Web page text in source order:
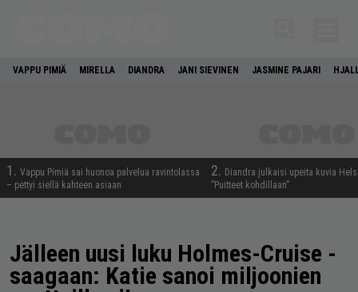
VAPPU PIMIÄ MIRELLA DIANDRA JANI SIEVINEN JASMINE PAJARI
1. Vappu Pimiä sai huonoa palvelua ravintolassa
– pettyi siellä kahteen asiaan
2. Diandra julkaisi upeita kuvia
”Puitteet kohdillaan”
Jälleen uusi luku Holmes-Cruise -
saagaan: Katie sanoi miljoonien